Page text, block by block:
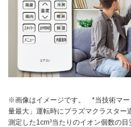
※画像はイメージです。
*当技術マ
量最大」運転時にプラズマクラスタ
測定した1cm³当たりのイオン個数の目